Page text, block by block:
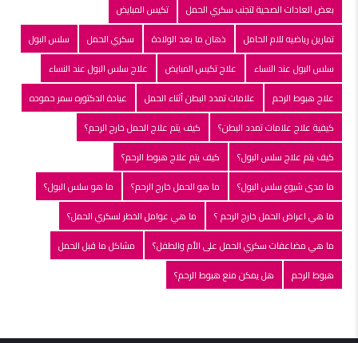
بعض العادات الصحية لتجنب سكري الحمل
تكيس المبايض
تمارين رياضيه للام الحامل
ذهان ما بعد الولادة سكري الحمل
سلس البول
سلس البول عند النساء
علاج تكيس المبايض
علاج سلس البول عند النساء
علاج هبوط الرحم
علامات تمدد البطن أثناء الحمل
عيادة الدكتوره سمر حموده
كيفية علاج علامات تمدد البطن؟
كيف يتم علاج الحمل خارج الرحم؟
كيف يتم علاج سلس البول؟
كيف يتم علاج هبوط الرحم؟
ما مدى شيوع سلس البول؟
ما هو الحمل خارج الرحم؟
ما هو سلس البول؟
ما هي اعراض الحمل خارج الرحم ؟
ما هي عوامل الخطر لسكري الحمل؟
ما هي مضاعفات سكري الحمل على الأم والطفل؟
مشاكل ما قبل الحمل
هبوط الرحم
هل يمكن منع هبوط الرحم؟